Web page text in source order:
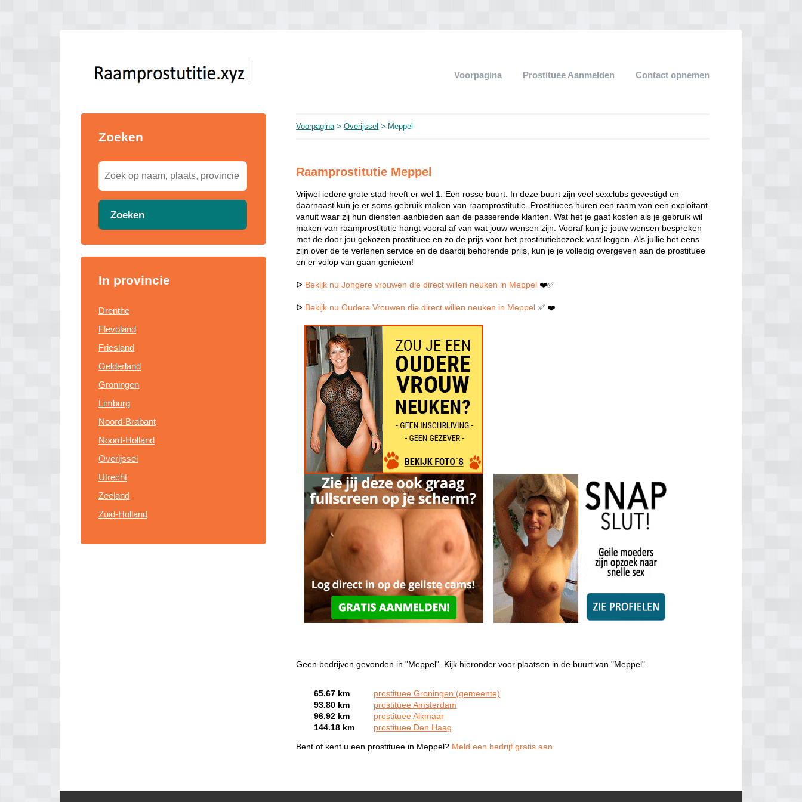
Voorpagina Prostituee Aanmelden Contact opnemen
Zoeken
Zoeken
In provincie
Drenthe
Flevoland
Friesland
Gelderland
Groningen
Limburg
Noord-Brabant
Noord-Holland
Overijssel
Utrecht
Zeeland
Zuid-Holland
Voorpagina>Overijssel > Meppel
Raamprostitutie Meppel
Vrijwel iedere grote stad heeft er wel 1: Een rosse buurt. In deze buurt zijn veel sexclubs gevestigd en
daarnaast kun je er soms gebruik maken van raamprostitutie. Prostituees huren een raam van een exploitant
vanuit waar zij hun diensten aanbieden aan de passerende klanten. Wat het je gaat kosten als je gebruik wil
maken van raamprostitutie hangt vooral af van wat jouw wensen zijn. Vooraf kun je jouw wensen bespreken
met de door jou gekozen prostituee en zo de prijs voor het prostitutiebezoek vast leggen. Als jullie het eens
zijn over de te verlenen service en de daarbij behorende prijs, kun je je volledig overgeven aan de prostituee
en er volop van gaan genieten!
ᐅ Bekijk nu Jongere vrouwen die direct willen neuken in Meppel ❤️✅
ᐅ Bekijk nu Oudere Vrouwen die direct willen neuken in Meppel ✅ ❤️
Geen bedrijven gevonden in "Meppel". Kijk hieronder voor plaatsen in de buurt van "Meppel".
65.67 km
prostituee Groningen (gemeente)
93.80 km
prostituee Amsterdam
96.92 km
prostituee Alkmaar
144.18 km
prostituee Den Haag
Bent of kent u een prostituee in Meppel? Meld een bedrijf gratis aan